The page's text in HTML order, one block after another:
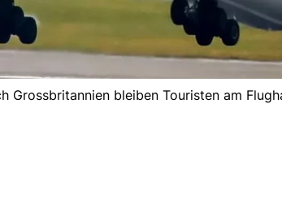
Grossbritannien bleiben Touristen am